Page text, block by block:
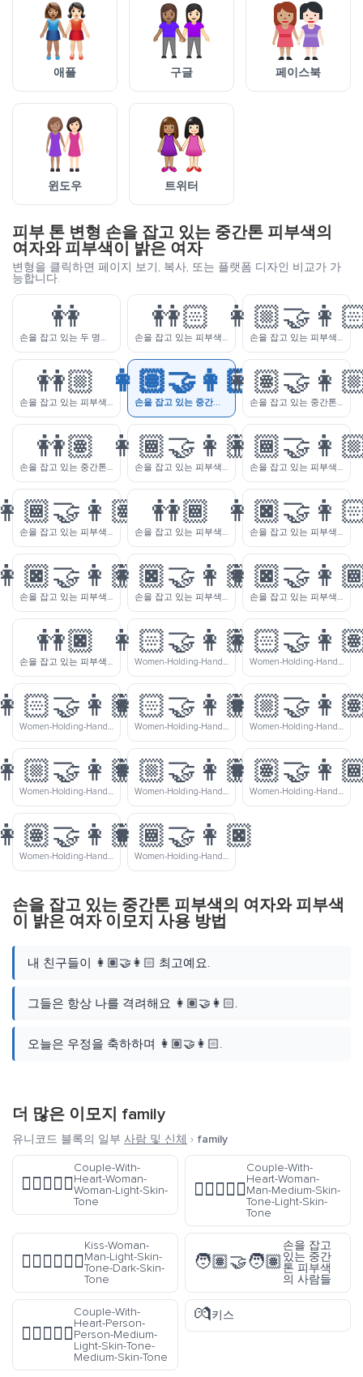
애플 구글 페이스북
윈도우 트위터
피부 톤 변형 손을 잡고 있는 중간톤 피부색의
여자와 피부색이 밝은 여자
변형을 클릭하면 페이지 보기, 복사, 또는 플랫폼 디자인 비교가 가
능합니다.
👭
손을 잡고 있는 두 명의 여자
👭🏻
손을 잡고 있는 피부색이 밝은 여자들 손을 잡고 있는 피부색이 약간 밝은 여자와 피부색이 밝은 여자
👭🏼
손을 잡고 있는 피부색이 약간 밝은 여자들
👩🏽‍🤝‍👩🏻
손을 잡고 있는 중간톤 피부색의 여자와 피부색이 밝은 여자 손을 잡고 있는 중간톤 피부색의 여자와 피부색이 약간 밝은 여자
👭🏽
손을 잡고 있는 중간톤 피부색의 여자들
👩🏾‍🤝‍👩🏻
손을 잡고 있는 피부색이 약간 어두운 여자와 피부색이 밝은 여자 손을 잡고 있는 피부색이 약간 어두운 여자와 피부색이 약간 밝은 여자
손을 잡고 있는 피부색이 약간 어두운 여자와 중간톤 피부색의 여자
👭🏾
손을 잡고 있는 피부색이 약간 어두운 여자들 손을 잡고 있는 피부색이 어두운 여자와 피부색이 밝은 여자
손을 잡고 있는 피부색이 어두운 여자와 피부색이 약간 밝은 여자
👩🏿‍🤝‍👩🏽
손을 잡고 있는 피부색이 어두운 여자와 중간톤 피부색의 여자 손을 잡고 있는 피부색이 어두운 여자와 피부색이 약간 어두운 여자
👭🏿
손을 잡고 있는 피부색이 어두운 여자들
👩🏻‍🤝‍👩🏼
Women-Holding-Hands-Light-Skin-Tone-Medium-Light-Skin-Tone Women-Holding-Hands-Light-Skin-Tone-Medium-Skin-Tone
Women-Holding-Hands-Light-Skin-Tone-Medium-Dark-Skin-Tone
👩🏻‍🤝‍👩🏿
Women-Holding-Hands-Light-Skin-Tone-Dark-Skin-Tone Women-Holding-Hands-Medium-Light-Skin-Tone-Medium-Skin-Tone
Women-Holding-Hands-Medium-Light-Skin-Tone-Medium-Dark-Skin-Tone
👩🏼‍🤝‍👩🏿
Women-Holding-Hands-Medium-Light-Skin-Tone-Dark-Skin-Tone Women-Holding-Hands-Medium-Skin-Tone-Medium-Dark-Skin-Tone
Women-Holding-Hands-Medium-Skin-Tone-Dark-Skin-Tone
👩🏾‍🤝‍👩🏿
Women-Holding-Hands-Medium-Dark-Skin-Tone-Dark-Skin-Tone
손을 잡고 있는 중간톤 피부색의 여자와 피부색
이 밝은 여자 이모지 사용 방법
내 친구들이 👩🏽‍🤝‍👩🏻 최고예요.
그들은 항상 나를 격려해요 👩🏽‍🤝‍👩🏻.
오늘은 우정을 축하하며 👩🏽‍🤝‍👩🏻.
더 많은 이모지 family
유니코드 블록의 일부 사람 및 신체 › family
👩🏻‍❤️‍👩🏻
Couple-With-
Heart-Woman-
Woman-Light-Skin-
Tone
👩🏽‍❤️‍👨🏻
Couple-With-
Heart-Woman-
Man-Medium-Skin-
Tone-Light-Skin-
Tone
👩🏻‍❤️‍💋‍👨🏿
Kiss-Woman-
Man-Light-Skin-
Tone-Dark-Skin-
Tone
🧑🏽‍🤝‍🧑🏽
손을 잡고
있는 중간
톤 피부색
의 사람들
🧑🏼‍❤️‍🧑🏽
Couple-With-
Heart-Person-
Person-Medium-
Light-Skin-Tone-
Medium-Skin-Tone
💏키스